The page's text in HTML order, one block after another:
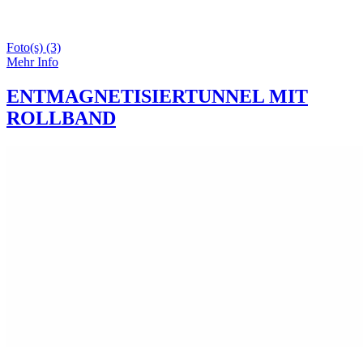
Foto(s) (3)
Mehr Info
ENTMAGNETISIERTUNNEL MIT
ROLLBAND